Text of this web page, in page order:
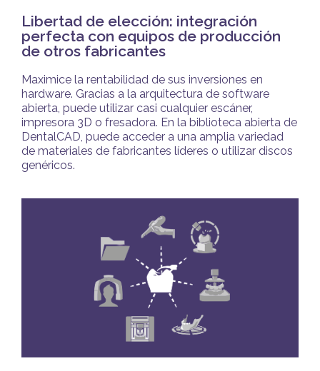
Libertad de elección: integración
perfecta con equipos de producción
de otros fabricantes
Maximice la rentabilidad de sus inversiones en
hardware. Gracias a la arquitectura de software
abierta, puede utilizar casi cualquier escáner,
impresora 3D o fresadora. En la biblioteca abierta de
DentalCAD, puede acceder a una amplia variedad
de materiales de fabricantes líderes o utilizar discos
genéricos.